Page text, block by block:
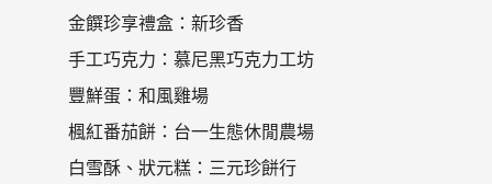
金饌珍享禮盒：新珍香
手工巧克力：慕尼黑巧克力工坊
豐鮮蛋：和風雞場
楓紅番茄餅：台一生態休閒農場
白雪酥、狀元糕：三元珍餅行